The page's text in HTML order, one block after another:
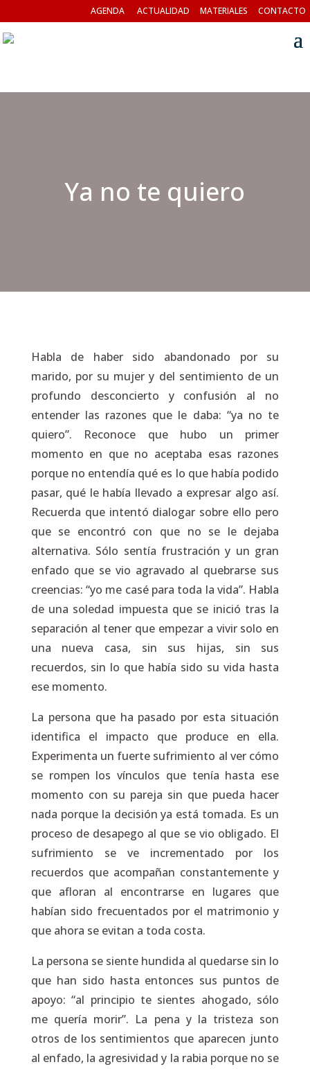
AGENDA ACTUALIDAD MATERIALES CONTACTO
Ya no te quiero
Habla de haber sido abandonado por su
marido, por su mujer y del sentimiento de un
profundo desconcierto y confusión al no
entender las razones que le daba: “ya no te
quiero”. Reconoce que hubo un primer
momento en que no aceptaba esas razones
porque no entendía qué es lo que había podido
pasar, qué le había llevado a expresar algo así.
Recuerda que intentó dialogar sobre ello pero
que se encontró con que no se le dejaba
alternativa. Sólo sentía frustración y un gran
enfado que se vio agravado al quebrarse sus
creencias:“yo me casé para toda la vida”. Habla
de una soledad impuesta que se inició tras la
separación al tener que empezar a vivir solo en
una nueva casa, sin sus hijas, sin sus
recuerdos, sin lo que había sido su vida hasta
ese momento.
La persona que ha pasado por esta situación
identifica el impacto que produce en ella.
Experimenta un fuerte sufrimiento al ver cómo
se rompen los vínculos que tenía hasta ese
momento con su pareja sin que pueda hacer
nada porque la decisión ya está tomada. Es un
proceso de desapego al que se vio obligado. El
sufrimiento se ve incrementado por los
recuerdos que acompañan constantemente y
que afloran al encontrarse en lugares que
habían sido frecuentados por el matrimonio y
que ahora se evitan a toda costa.
La persona se siente hundida al quedarse sin lo
que han sido hasta entonces sus puntos de
apoyo:“al principio te sientes ahogado, sólo
me quería morir”. La pena y la tristeza son
otros de los sentimientos que aparecen junto
al enfado, la agresividad y la rabia porque no se